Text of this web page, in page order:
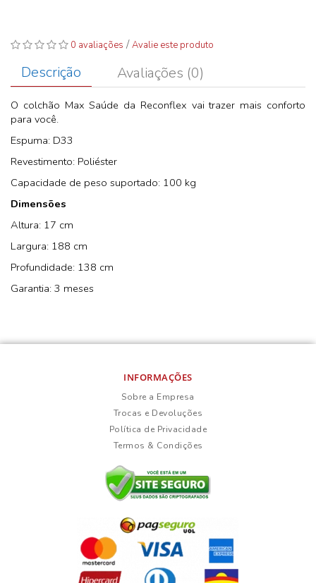
0 avaliações /Avalie este produto
Descrição Avaliações (0)
O colchão Max Saúde da Reconflex vai trazer mais conforto
para você.
Espuma: D33
Revestimento: Poliéster
Capacidade de peso suportado: 100 kg
Dimensões
Altura: 17 cm
Largura: 188 cm
Profundidade: 138 cm
Garantia: 3 meses
INFORMAÇÕES
Sobre a Empresa
Trocas e Devoluções
Política de Privacidade
Termos & Condições